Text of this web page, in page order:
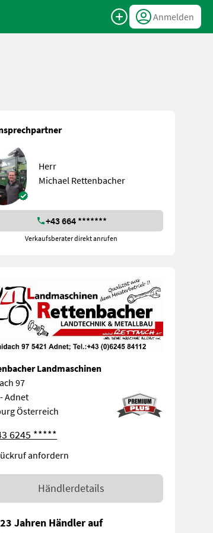
Anmelden
Herr
Michael Rettenbacher
+43 664 *******
Verkaufsberater direkt anrufen
Landmaschinen
97
Adnet
Österreich
6245 *****
anfordern
Händlerdetails
Jahren Händler auf